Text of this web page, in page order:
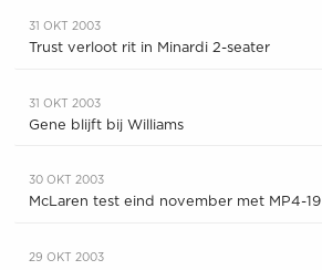
31 OKT 2003
Trust verloot rit in Minardi 2-seater
31 OKT 2003
Gene blijft bij Williams
30 OKT 2003
McLaren test eind november met MP4-19
29 OKT 2003